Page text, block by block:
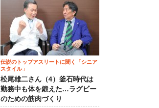
伝説のトップアスリートに聞く「シニア
スタイル」
松尾雄二さん（4）釜石時代は
勤務中も体を鍛えた…ラグビー
のための筋肉づくり